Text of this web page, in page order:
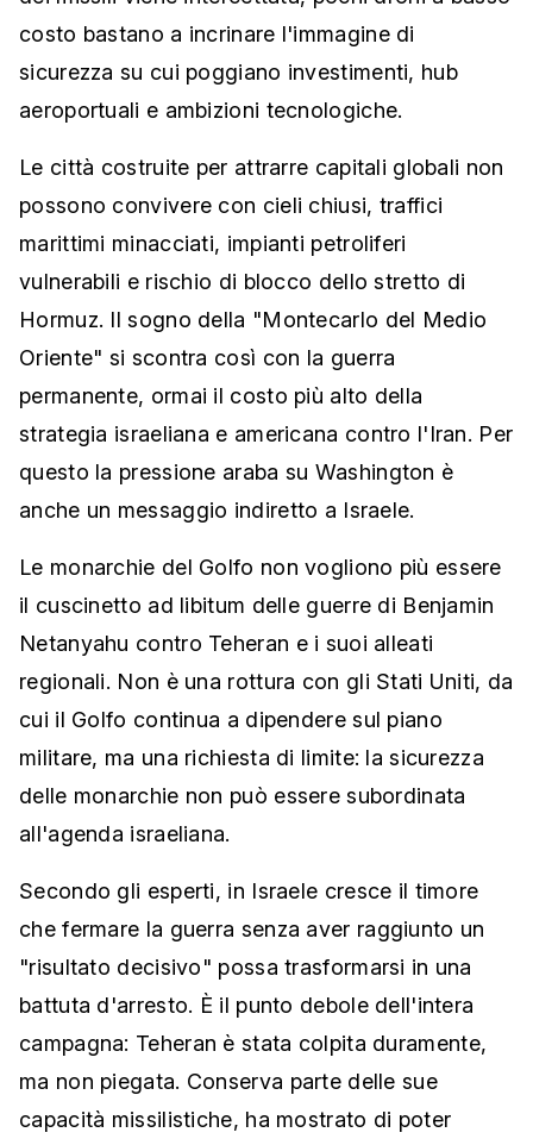
costo bastano a incrinare l'immagine di
sicurezza su cui poggiano investimenti, hub
aeroportuali e ambizioni tecnologiche.
Le città costruite per attrarre capitali globali non
possono convivere con cieli chiusi, traffici
marittimi minacciati, impianti petroliferi
vulnerabili e rischio di blocco dello stretto di
Hormuz. Il sogno della "Montecarlo del Medio
Oriente" si scontra così con la guerra
permanente, ormai il costo più alto della
strategia israeliana e americana contro l'Iran. Per
questo la pressione araba su Washington è
anche un messaggio indiretto a Israele.
Le monarchie del Golfo non vogliono più essere
il cuscinetto ad libitum delle guerre di Benjamin
Netanyahu contro Teheran e i suoi alleati
regionali. Non è una rottura con gli Stati Uniti, da
cui il Golfo continua a dipendere sul piano
militare, ma una richiesta di limite: la sicurezza
delle monarchie non può essere subordinata
all'agenda israeliana.
Secondo gli esperti, in Israele cresce il timore
che fermare la guerra senza aver raggiunto un
"risultato decisivo" possa trasformarsi in una
battuta d'arresto. È il punto debole dell'intera
campagna: Teheran è stata colpita duramente,
ma non piegata. Conserva parte delle sue
capacità missilistiche, ha mostrato di poter